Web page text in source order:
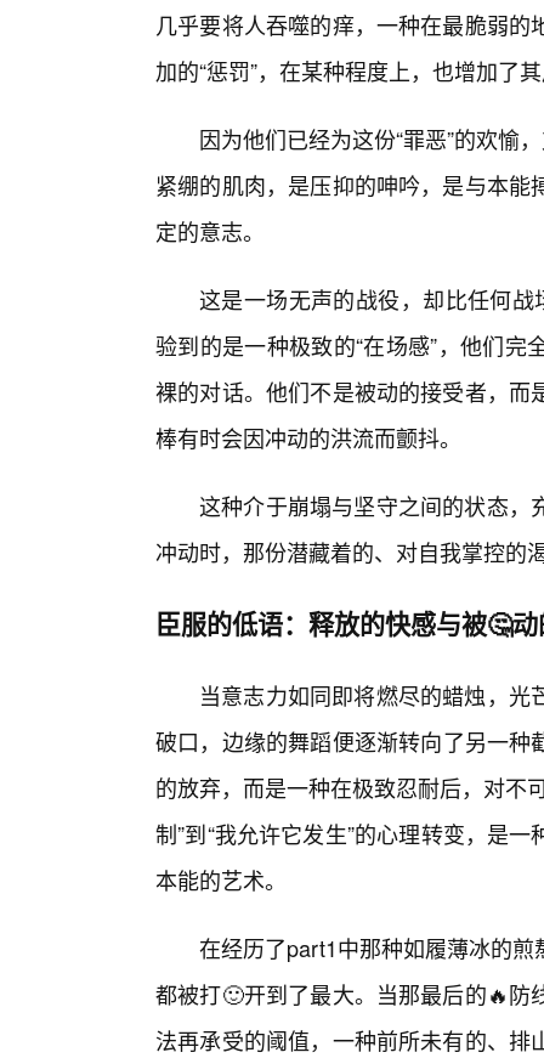
几乎要将人吞噬的痒，一种在最脆弱
加的“惩罚”，在某种程度上，也增加了
因为他们已经为这份“罪恶”的欢愉
紧绷的肌肉，是压抑的呻吟，是与本
定的意志。
这是一场无声的战役，却比任何
验到的是一种极致的“在场感”，他们
裸的对话。他们不是被动的接受者，
棒有时会因冲动的洪流而颤抖。
这种介于崩塌与坚守之间的状态，
冲动时，那份潜藏着的、对自我掌控的
臣服的低语：释放的快感与被🤔
当意志力如同即将燃尽的蜡烛，
破口，边缘的舞蹈便逐渐转向了另一
的放弃，而是一种在极致忍耐后，对不
制”到“我允许它发生”的心理转变，是
本能的艺术。
在经历了part1中那种如履薄冰的
都被打🙂开到了最大。当那最后的🔥
法再承受的阈值，一种前所未有的、